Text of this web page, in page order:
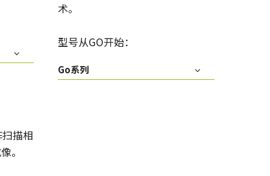
术。
型号从GO开始：
Go系列
描相
。